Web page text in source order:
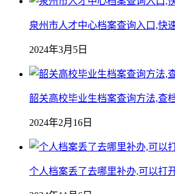
泉州市人才中心档案查询入口,快
2024年3月5日
韶关高校毕业生档案查询方法,查
2024年2月16日
个人档案丢了去哪里补办,可以打